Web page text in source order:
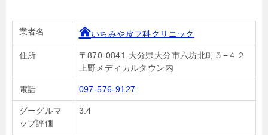
業者名 いちみや皮フ科クリニック
住所
〒870-0841 大分県大分市六坊北町５−４２
上野メディカルタウン内
電話 097-576-9127
グーグルマ
ップ評価
3.4